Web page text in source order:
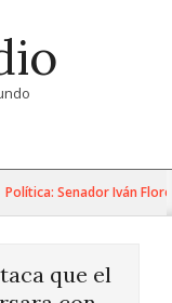
Senador Iván Flores
que el